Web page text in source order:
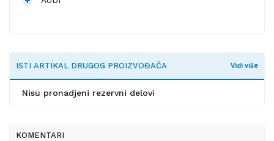
ISTI ARTIKAL DRUGOG PROIZVOĐAČA Vidi više
Nisu pronadjeni rezervni delovi
KOMENTARI